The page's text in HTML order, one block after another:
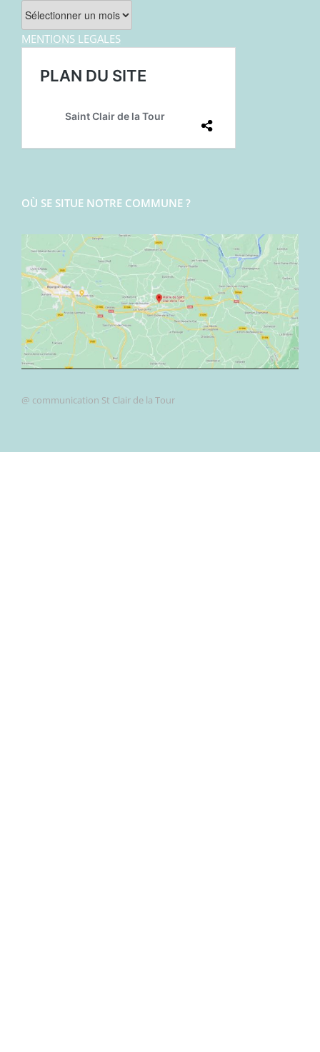
Archives
MENTIONS LEGALES
OÙ SE SITUE NOTRE COMMUNE ?
@ communication St Clair de la Tour